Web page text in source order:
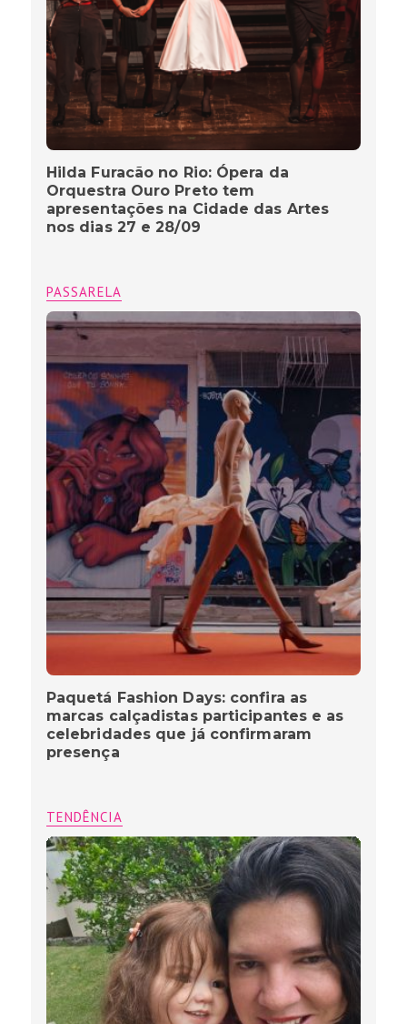
Hilda Furacão no Rio: Ópera da
Orquestra Ouro Preto tem
apresentações na Cidade das Artes
nos dias 27 e 28/09
PASSARELA
Paquetá Fashion Days: confira as
marcas calçadistas participantes e as
celebridades que já confirmaram
presença
TENDÊNCIA